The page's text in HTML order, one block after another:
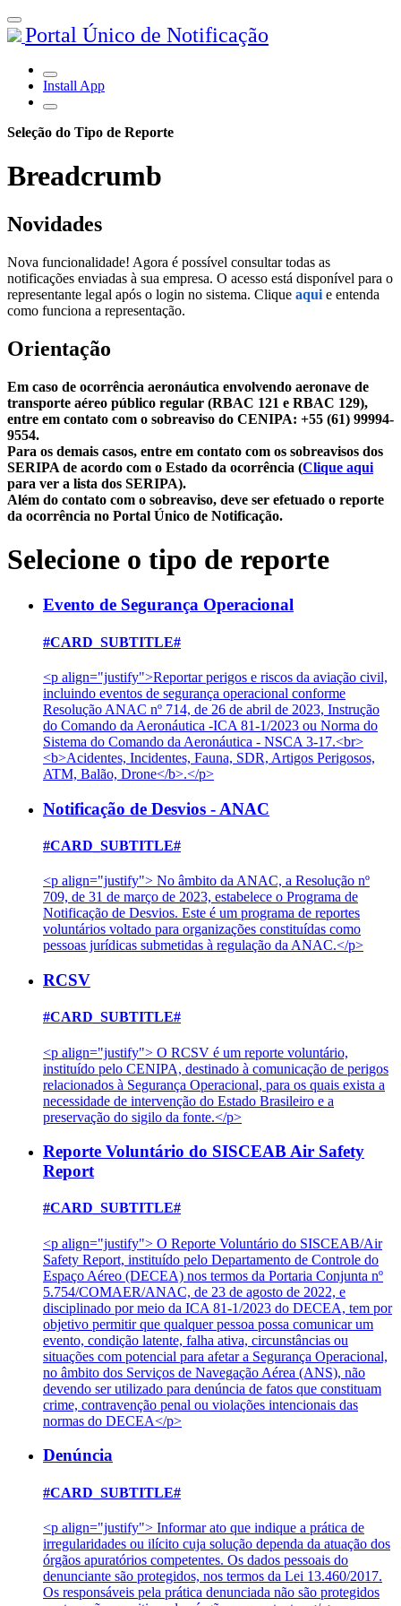
Portal Único de Notificação
Install App
Seleção do Tipo de Reporte
Breadcrumb
Novidades
Nova funcionalidade! Agora é possível consultar todas as
notificações enviadas à sua empresa. O acesso está disponível para o
representante legal após o login no sistema. Clique aqui e entenda
como funciona a representação.
Orientação
Em caso de ocorrência aeronáutica envolvendo aeronave de
transporte aéreo público regular (RBAC 121 e RBAC 129),
entre em contato com o sobreaviso do CENIPA: +55 (61) 99994-
9554.
Para os demais casos, entre em contato com os sobreavisos dos
SERIPA de acordo com o Estado da ocorrência (Clique aqui
para ver a lista dos SERIPA).
Além do contato com o sobreaviso, deve ser efetuado o reporte
da ocorrência no Portal Único de Notificação.
Selecione o tipo de reporte
Evento de Segurança Operacional
#CARD_SUBTITLE#
<p align="justify">Reportar perigos e riscos da aviação civil,
incluindo eventos de segurança operacional conforme
Resolução ANAC nº 714, de 26 de abril de 2023, Instrução
do Comando da Aeronáutica -ICA 81-1/2023 ou Norma do
Sistema do Comando da Aeronáutica - NSCA 3-17.<br>
<b>Acidentes, Incidentes, Fauna, SDR, Artigos Perigosos,
ATM, Balão, Drone</b>.</p>
Notificação de Desvios - ANAC
#CARD_SUBTITLE#
<p align="justify"> No âmbito da ANAC, a Resolução nº
709, de 31 de março de 2023, estabelece o Programa de
Notificação de Desvios. Este é um programa de reportes
voluntários voltado para organizações constituídas como
pessoas jurídicas submetidas à regulação da ANAC.</p>
RCSV
#CARD_SUBTITLE#
<p align="justify"> O RCSV é um reporte voluntário,
instituído pelo CENIPA, destinado à comunicação de perigos
relacionados à Segurança Operacional, para os quais exista a
necessidade de intervenção do Estado Brasileiro e a
preservação do sigilo da fonte.</p>
Reporte Voluntário do SISCEAB Air Safety
Report
#CARD_SUBTITLE#
<p align="justify"> O Reporte Voluntário do SISCEAB/Air
Safety Report, instituído pelo Departamento de Controle do
Espaço Aéreo (DECEA) nos termos da Portaria Conjunta nº
5.754/COMAER/ANAC, de 23 de agosto de 2022, e
disciplinado por meio da ICA 81-1/2023 do DECEA, tem por
objetivo permitir que qualquer pessoa possa comunicar um
evento, condição latente, falha ativa, circunstâncias ou
situações com potencial para afetar a Segurança Operacional,
no âmbito dos Serviços de Navegação Aérea (ANS), não
devendo ser utilizado para denúncia de fatos que constituam
crime, contravenção penal ou violações intencionais das
normas do DECEA</p>
Denúncia
#CARD_SUBTITLE#
<p align="justify"> Informar ato que indique a prática de
irregularidades ou ilícito cuja solução dependa da atuação dos
órgãos apuratórios competentes. Os dados pessoais do
denunciante são protegidos, nos termos da Lei 13.460/2017.
Os responsáveis pela prática denunciada não são protegidos